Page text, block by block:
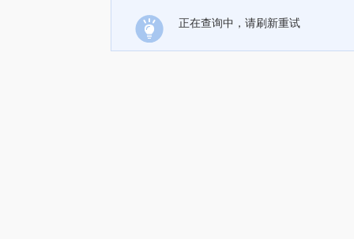
正在查询中，请刷新重试